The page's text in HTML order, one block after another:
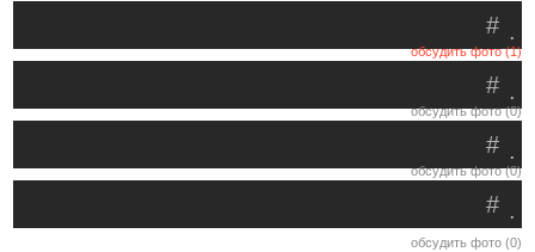
.
#
обсудить фото (1)
.
#
обсудить фото (0)
.
#
обсудить фото (0)
.
#
обсудить фото (0)